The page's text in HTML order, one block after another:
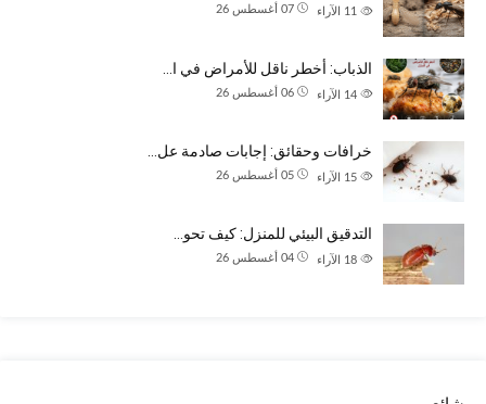
07 أغسطس 26 الآراء
الذباب: أخطر ناقل للأمراض في ا…
06 أغسطس 26 الآراء
خرافات وحقائق: إجابات صادمة عل…
05 أغسطس 26 الآراء
التدقيق البيئي للمنزل: كيف تحو…
04 أغسطس 26 الآراء